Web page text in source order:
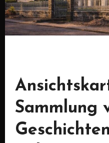
Sammlung